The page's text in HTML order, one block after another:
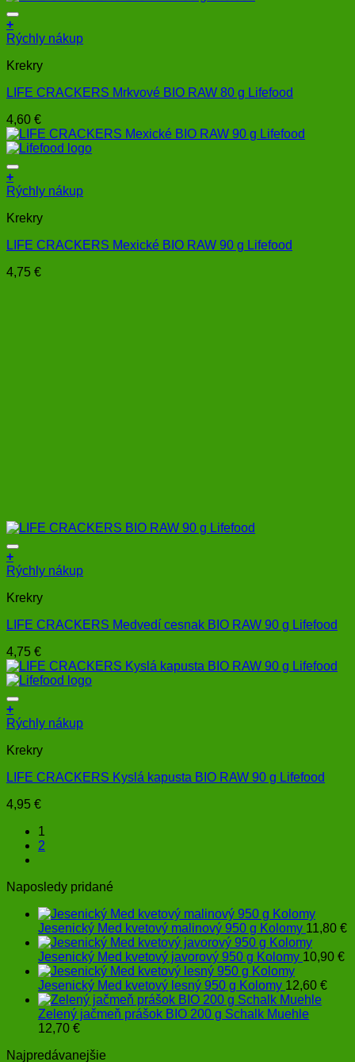
+
Rýchly nákup
Krekry
LIFE CRACKERS Mrkvové BIO RAW 80 g Lifefood
4,60 €
+
Rýchly nákup
Krekry
LIFE CRACKERS Mexické BIO RAW 90 g Lifefood
4,75 €
+
Rýchly nákup
Krekry
LIFE CRACKERS Medvedí cesnak BIO RAW 90 g Lifefood
4,75 €
+
Rýchly nákup
Krekry
LIFE CRACKERS Kyslá kapusta BIO RAW 90 g Lifefood
4,95 €
1
2
Naposledy pridané
Jesenický Med kvetový malinový 950 g Kolomy 11,80 €
Jesenický Med kvetový javorový 950 g Kolomy 10,90 €
Jesenický Med kvetový lesný 950 g Kolomy 12,60 €
Zelený jačmeň prášok BIO 200 g Schalk Muehle
12,70 €
Najpredávanejšie